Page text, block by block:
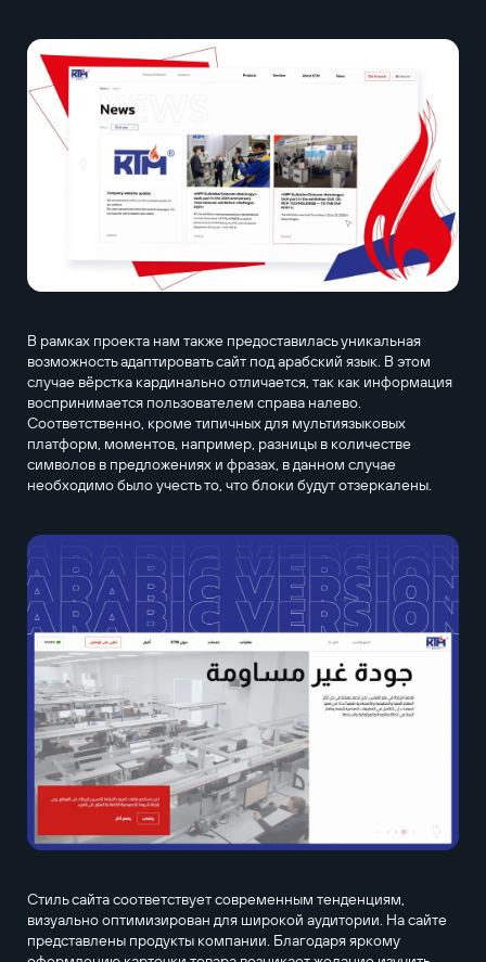
В рамках проекта нам также предоставилась уникальная
возможность адаптировать сайт под арабский язык. В этом
случае вёрстка кардинально отличается, так как информация
воспринимается пользователем справа налево.
Соответственно, кроме типичных для мультиязыковых
платформ, моментов, например, разницы в количестве
символов в предложениях и фразах, в данном случае
необходимо было учесть то, что блоки будут отзеркалены.
Стиль сайта соответствует современным тенденциям,
визуально оптимизирован для широкой аудитории. На сайте
представлены продукты компании. Благодаря яркому